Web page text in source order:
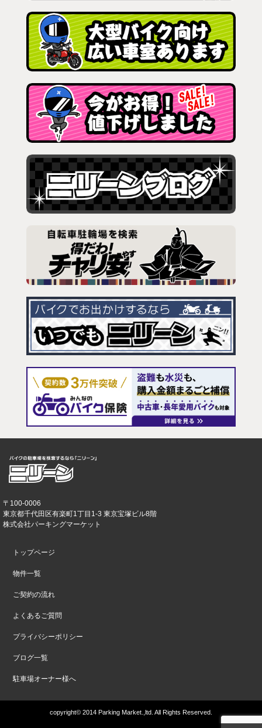
〒100-0006
東京都千代田区有楽町1丁目1-3 東京宝塚ビル8階
株式会社パーキングマーケット
トップページ
物件一覧
ご契約の流れ
よくあるご質問
プライバシーポリシー
ブログ一覧
駐車場オーナー様へ
copyright© 2014 Parking Market.,ltd. All Rights Reserved.